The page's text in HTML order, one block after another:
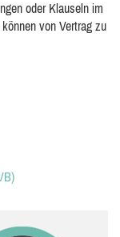
oder Klauseln im
von Vertrag zu